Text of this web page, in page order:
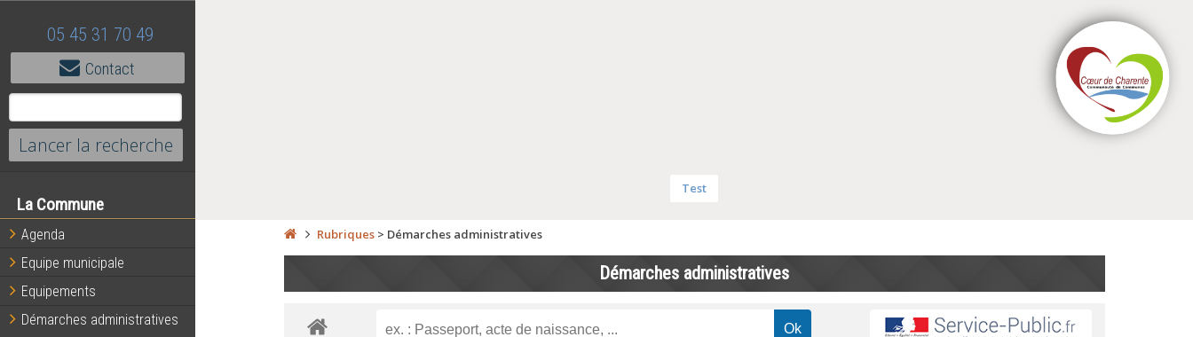
05 45 31 70 49
Contact
La Commune
Agenda
Equipe municipale
Equipements
Démarches administratives
Test
Rubriques> Démarches administratives
Démarches administratives